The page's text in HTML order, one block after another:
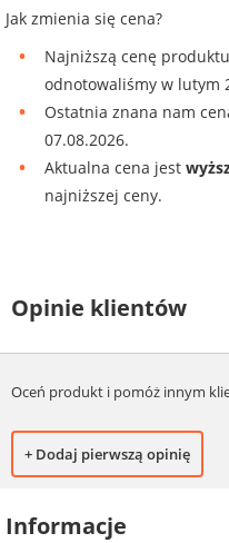
Jak zmienia się cena?
Najniższą cenę
odnotowaliśmy w lutym
Ostatnia znana nam
07.08.2026.
Aktualna cena jest
najniższej ceny.
Opinie klientów
Oceń produkt i pomóż innym
+ Dodaj pierwszą opinię
Informacje